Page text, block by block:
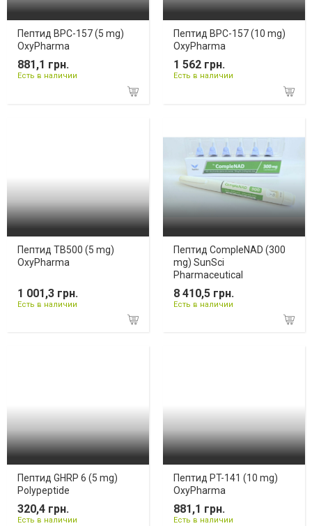
Пептид BPC-157 (5 mg)
OxyPharma
881,1 грн.
Есть в наличии
Пептид BPC-157 (10 mg)
OxyPharma
1 562 грн.
Есть в наличии
Пептид TB500 (5 mg)
OxyPharma
1 001,3 грн.
Есть в наличии
Пептид CompleNAD (300
mg) SunSci
Pharmaceutical
8 410,5 грн.
Есть в наличии
Пептид GHRP 6 (5 mg)
Polypeptide
320,4 грн.
Есть в наличии
Пептид PT-141 (10 mg)
OxyPharma
881,1 грн.
Есть в наличии